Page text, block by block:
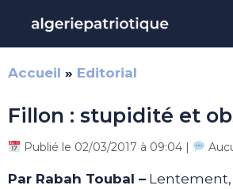
contenu
Accueil » Editorial
Fillon : stupidité et
Publié le 02/03/2017 à 09:04 |
Par Rabah Toubal –